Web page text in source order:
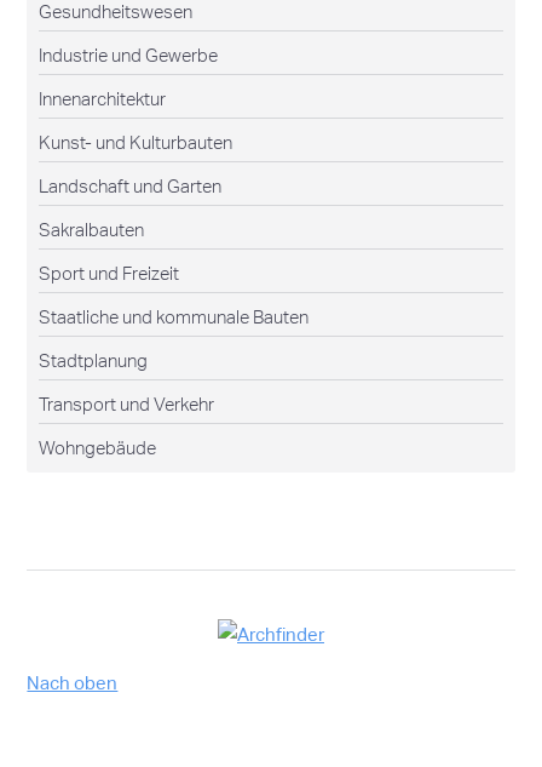
Gesundheitswesen
Industrie und Gewerbe
Innenarchitektur
Kunst- und Kulturbauten
Landschaft und Garten
Sakralbauten
Sport und Freizeit
Staatliche und kommunale Bauten
Stadtplanung
Transport und Verkehr
Wohngebäude
Nach oben